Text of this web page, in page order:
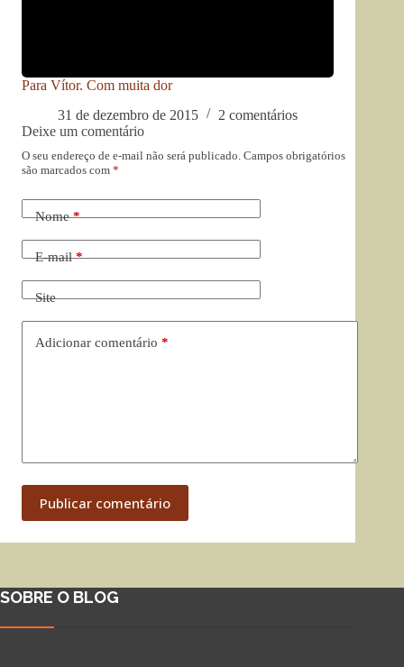
Para Vítor. Com muita dor
31 de dezembro de 2015
2 comentários
Deixe um comentário
O seu endereço de e-mail não será publicado. Campos obrigatórios
são marcados com *
Nome*
E-mail*
Site
Adicionar comentário *
Publicar comentário
SOBRE O BLOG